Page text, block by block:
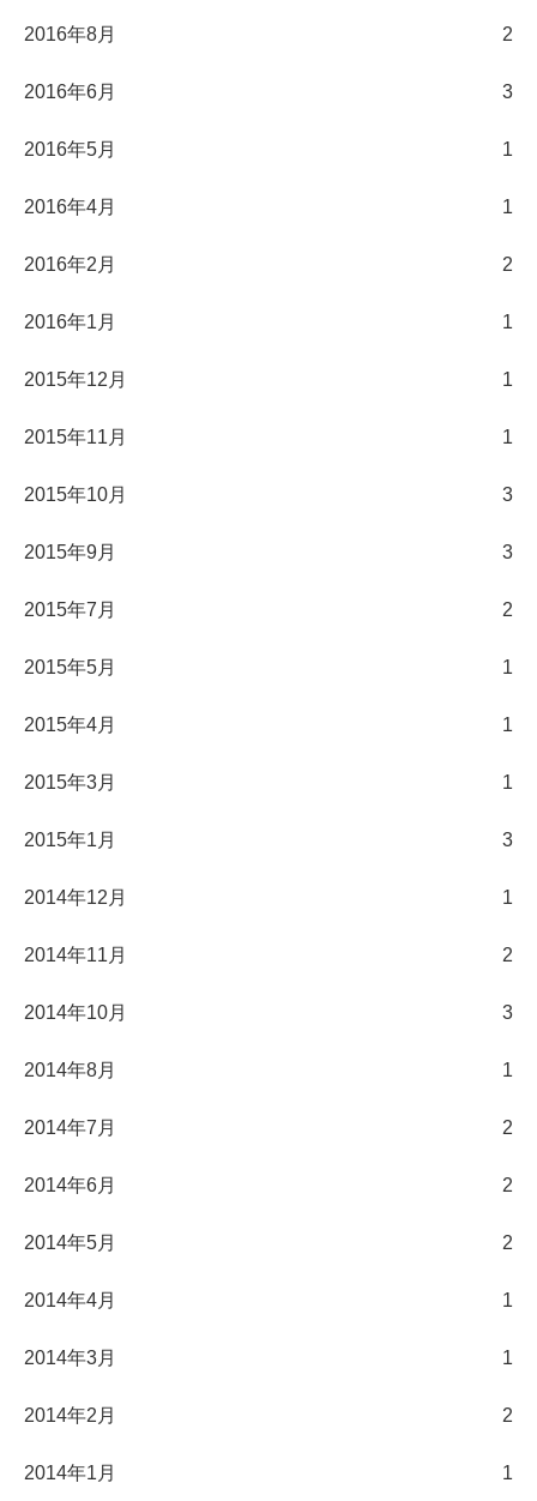
2016年8月 2
2016年6月 3
2016年5月 1
2016年4月 1
2016年2月 2
2016年1月 1
2015年12月 1
2015年11月 1
2015年10月 3
2015年9月 3
2015年7月 2
2015年5月 1
2015年4月 1
2015年3月 1
2015年1月 3
2014年12月 1
2014年11月 2
2014年10月 3
2014年8月 1
2014年7月 2
2014年6月 2
2014年5月 2
2014年4月 1
2014年3月 1
2014年2月 2
2014年1月 1